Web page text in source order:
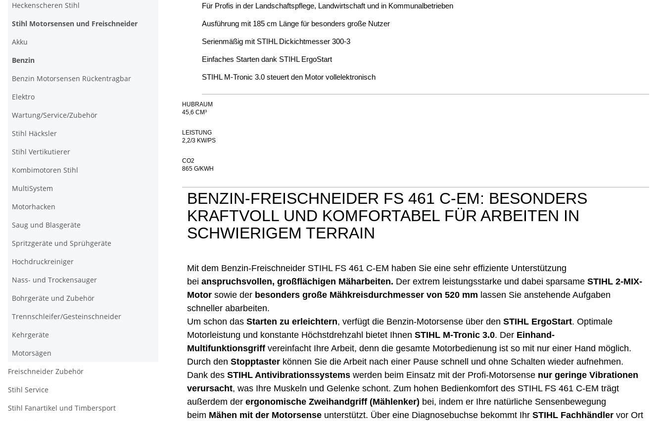
Für Profis in der Landschaftspflege, Landwirtschaft und in Kommunalbetrieben
Ausführung mit 185 cm Länge für besonders große Nutzer
Serienmäßig mit STIHL Dickichtmesser 300-3
Einfaches Starten dank STIHL ErgoStart
STIHL M-Tronic 3.0 steuert den Motor vollelektronisch
HUBRAUM
45,6 CM³
LEISTUNG
2,2/3 KW/PS
CO2
865 G/KWH
BENZIN-FREISCHNEIDER FS 461 C-EM: BESONDERS
KRAFTVOLL UND KOMFORTABEL FÜR ARBEITEN IN
SCHWIERIGEM TERRAIN
Mit dem Benzin-Freischneider STIHL FS 461 C-EM haben Sie eine sehr effiziente Unterstützung
bei anspruchsvollen, großflächigen Mäharbeiten. Der extrem leistungsstarke und dabei sparsame STIHL 2-MIX-
Motor sowie der besonders große Mähkreisdurchmesser von 520 mm lassen Sie anstehende Aufgaben
schneller abarbeiten.
Um schon das Starten zu erleichtern, verfügt die Benzin-Motorsense über den STIHL ErgoStart. Optimale
Motorleistung und konstante Höchstdrehzahl bietet Ihnen STIHL M-Tronic 3.0. Der Einhand-
Multifunktionsgriff vereinfacht Ihre Arbeit, denn die gesamte Motorbedienung ist so mit nur einer Hand möglich.
Durch den Stopptaster können Sie die Arbeit nach einer Pause schnell und ohne Schalten wieder aufnehmen.
Dank des STIHL Antivibrationssystems werden beim Einsatz mit der Profi-Motorsense nur geringe Vibrationen
verursacht, was Ihre Muskeln und Gelenke schont. Zum hohen Bedienkomfort des STIHL FS 461 C-EM trägt
außerdem der ergonomische Zweihandgriff (Mählenker) bei, indem er Ihre natürliche Sensenbewegung
beim Mähen mit der Motorsense unterstützt. Über eine Diagnosebuchse bekommt Ihr STIHL Fachhändler vor Ort
Heckenscheren Stihl
Stihl Motorsensen und Freischneider
Akku
Benzin
Benzin Motorsensen Rückentragbar
Elektro
Wartung/Service/Zubehör
Stihl Häcksler
Stihl Vertikutierer
Kombimotoren Stihl
MultiSystem
Motorhacken
Saug und Blasgeräte
Spritzgeräte und Sprühgeräte
Hochdruckreiniger
Nass- und Trockensauger
Bohrgeräte und Zubehör
Trennschleifer/Gesteinschneider
Kehrgeräte
Motorsägen
Freischneider Zubehör
Stihl Service
Stihl Fanartikel und Timbersport